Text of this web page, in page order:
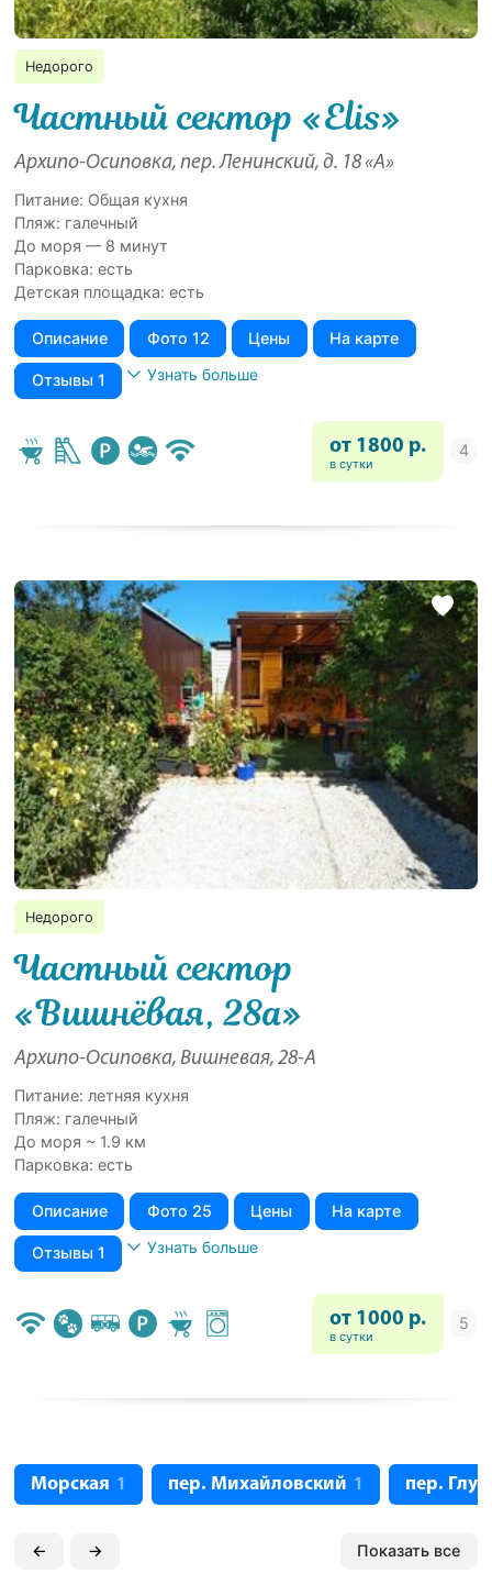
Недорого
Частный сектор «Elis»
Архипо-Осиповка, пер. Ленинский, д. 18 «А»
Питание: Общая кухня
Пляж: галечный
До моря — 8 минут
Парковка: есть
Детская площадка: есть
Описание Фото 12 Цены На карте
Отзывы 1 Узнать больше
от 1800 р.
в сутки
Недорого
Частный сектор
«Вишнёвая, 28а»
Архипо-Осиповка, Вишневая, 28-А
Питание: летняя кухня
Пляж: галечный
До моря ~ 1.9 км
Парковка: есть
Описание Фото 25 Цены На карте
Отзывы 1 Узнать больше
от 1000 р.
в сутки
Морская 1 пер. Михайловский 1 пер.
← → Показать все